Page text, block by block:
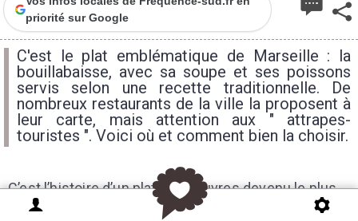
priorité sur Google
C'est le plat emblématique de Marseille : la
bouillabaisse, avec sa soupe et ses poissons
servis selon une recette traditionnelle. De
nombreux restaurants de la ville la proposent à
leur carte, mais attention aux " attrapes-
touristes ". Voici où et comment bien la choisir.
C’est l’histoire d’un plat des pauvres devenu le plus
côté de Marseille. La Bouillabaisse était à l’origine